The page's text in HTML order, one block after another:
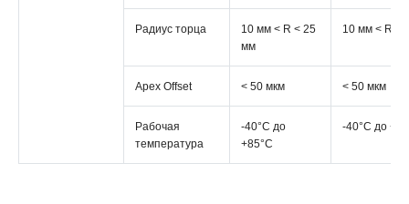
Радиус торца
10 мм < R < 25
мм
10 мм < R <
Apex Offset < 50 мкм < 50 мкм
Рабочая
температура
-40°C дo
+85°C
-40°C дo